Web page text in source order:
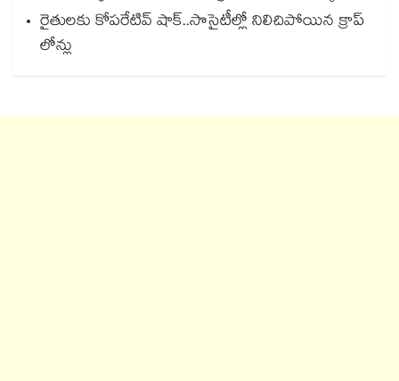
రైతులకు కోపరేటివ్ షాక్..సొసైటీల్లో నిలిచిపోయిన క్రాప్
లోన్లు